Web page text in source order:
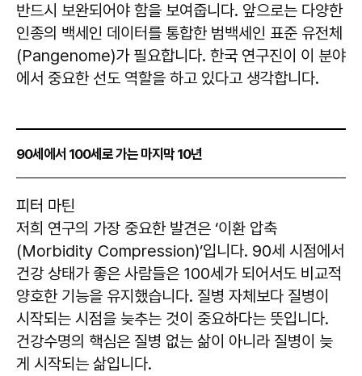
반드시 보완되어야 함을 보여줍니다. 앞으로는 다양한
인종의 백세인 데이터를 통합한 범백세인 표준 유전체
(Pangenome)가 필요합니다. 한국 연구진이 이 분야
에서 중요한 선도 역할을 하고 있다고 생각합니다.
90세에서 100세로 가는 마지막 10년
피터 마틴
저희 연구의 가장 중요한 발견은 ‘이환 압축
(Morbidity Compression)’입니다. 90세 시점에서
건강 상태가 좋은 사람들은 100세가 되어서도 비교적
양호한 기능을 유지했습니다. 질병 자체보다 질병이
시작되는 시점을 늦추는 것이 중요하다는 뜻입니다.
건강수명의 핵심은 질병 없는 삶이 아니라 질병이 늦
게 시작되는 삶입니다.